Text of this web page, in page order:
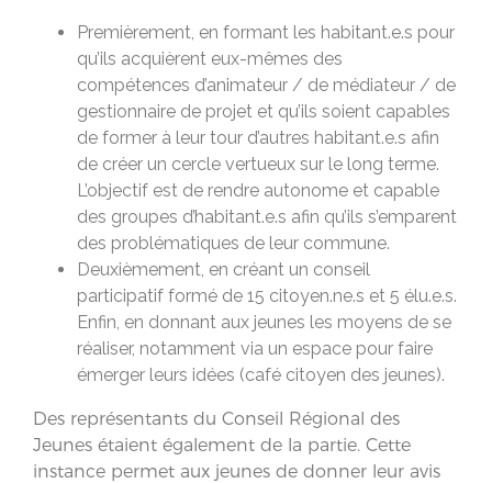
Premièrement, en formant les habitant.e.s pour
qu’ils acquièrent eux-mêmes des
compétences d’animateur / de médiateur / de
gestionnaire de projet et qu’ils soient capables
de former à leur tour d’autres habitant.e.s afin
de créer un cercle vertueux sur le long terme.
L’objectif est de rendre autonome et capable
des groupes d’habitant.e.s afin qu’ils s’emparent
des problématiques de leur commune.
Deuxièmement, en créant un conseil
participatif formé de 15 citoyen.ne.s et 5 élu.e.s.
Enfin, en donnant aux jeunes les moyens de se
réaliser, notamment via un espace pour faire
émerger leurs idées (café citoyen des jeunes).
Des représentants du Conseil Régional des
Jeunes étaient également de la partie. Cette
instance permet aux jeunes de donner leur avis